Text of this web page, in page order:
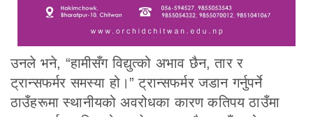
उनले भने, “हामीसँग विद्युत्को अभाव छैन, तार र
ट्रान्सफर्मर समस्या हो।” ट्रान्सफर्मर जडान गर्नुपर्ने
ठाउँहरूमा स्थानीयको अवरोधका कारण कतिपय ठाउँमा